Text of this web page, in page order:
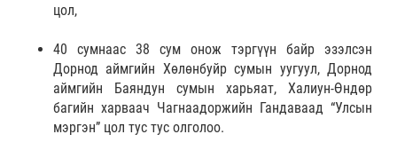
цол,
40 сумнаас 38 сум онож тэргүүн байр эзэлсэн
Дорнод аймгийн Хөлөнбуйр сумын уугуул, Дорнод
аймгийн Баяндун сумын харьяат, Халиун-Өндөр
багийн харваач Чагнаадоржийн Гандаваад “Улсын
мэргэн” цол тус тус олголоо.